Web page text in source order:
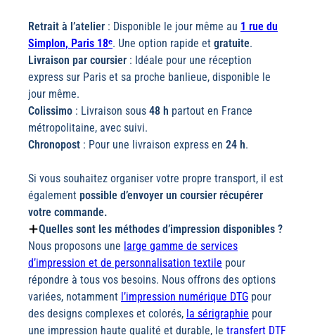
Retrait à l’atelier : Disponible le jour même au 1 rue du
Simplon, Paris 18ᵉ. Une option rapide et gratuite.
Livraison par coursier : Idéale pour une réception
express sur Paris et sa proche banlieue, disponible le
jour même.
Colissimo : Livraison sous 48 h partout en France
métropolitaine, avec suivi.
Chronopost : Pour une livraison express en 24 h.
Si vous souhaitez organiser votre propre transport, il est
également possible d’envoyer un coursier récupérer
votre commande.
Quelles sont les méthodes d’impression disponibles ?
Nous proposons une large gamme de services
d’impression et de personnalisation textile pour
répondre à tous vos besoins. Nous offrons des options
variées, notamment l’impression numérique DTG pour
des designs complexes et colorés, la sérigraphie pour
une impression haute qualité et durable, le transfert DTF